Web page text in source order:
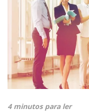
4 minutos para ler